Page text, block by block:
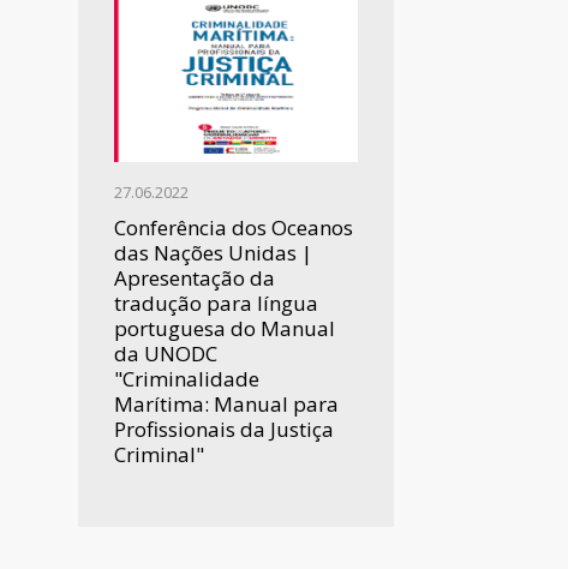
27.06.2022
Conferência dos Oceanos
das Nações Unidas |
Apresentação da
tradução para língua
portuguesa do Manual
da UNODC
"Criminalidade
Marítima: Manual para
Profissionais da Justiça
Criminal"